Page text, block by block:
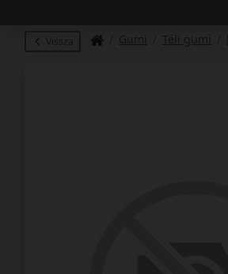
Vissza Gumi Téli gumi